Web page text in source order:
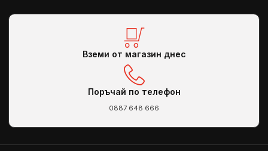
Вземи от магазин днес
Поръчай по телефон
0887 648 666